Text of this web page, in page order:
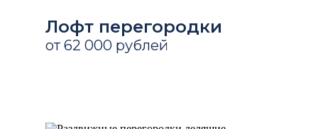
Лофт перегородки
от 62 000 рублей